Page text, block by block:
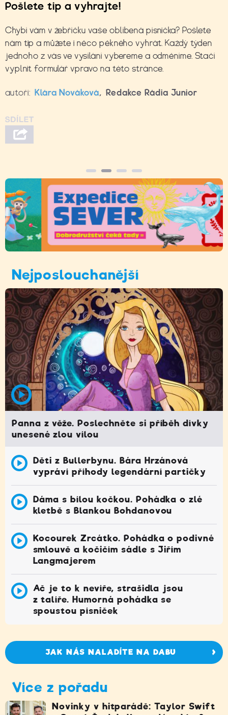
Pošlete tip a vyhrajte!
Chybí vám v žebříčku vaše oblíbená písnička? Pošlete
nám tip a můžete i něco pěkného vyhrát. Každý týden
jednoho z vás ve vysílání vybereme a odměníme. Stačí
vyplnit formulář vpravo na této stránce.
autoři: Klára Nováková, Redakce Rádia Junior
Nejposlouchanější
Panna z věže. Poslechněte si příběh dívky
unesené zlou vílou
Děti z Bullerbynu. Bára Hrzánová
vypráví příhody legendární partičky
Dáma s bílou kočkou. Pohádka o zlé
kletbě s Blankou Bohdanovou
Kocourek Zrcátko. Pohádka o podivné
smlouvě a kočičím sádle s Jiřím
Langmajerem
Ač je to k nevíře, strašidla jsou
z talíře. Humorná pohádka se
spoustou písniček
JAK NÁS NALADÍTE NA DABU
Více z pořadu
Novinky v hitparádě: Taylor Swift